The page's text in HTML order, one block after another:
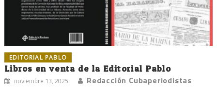
EDITORIAL PABLO
Libros en venta de la Editorial Pablo
noviembre 13, 2025 Redacción Cubaperiodistas